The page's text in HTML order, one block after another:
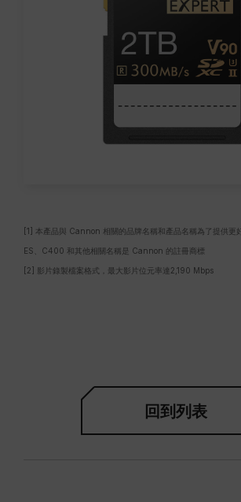
[1] 本產品與 Cannon 相關的品牌名稱和產品名稱為了提供更
ES、C400 和其他相關名稱是 Cannon 的註冊商標
[2] 影片錄製檔案格式，最大影片位元率達2,190 Mbps
回到列表